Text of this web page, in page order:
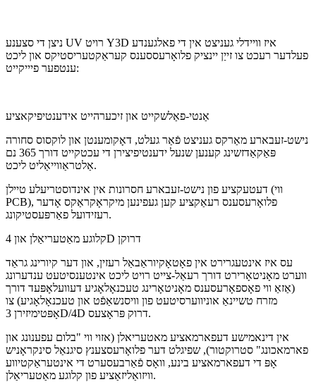
ניצן די סצענע UV רויט Y3D איז וויידלי געניצט אין די פאלגענדע
פעלדער רעכט צו זייַן יינציק פלואָרעססענס קעראַקטעריסטיקס און ליכט
ענטפער פיייקייט:
אַנטי-פאַלשקייט און זיכערהייט אידענטיפיקאציע
נישט-זעבארע מאַרקס געניצט פֿאַר געלט, דאָקומענטן און לוקסוס סחורה
פּאַקאַדזשינג קענען שנעל ידענטיפיצירן די עכטקייט דורך 365 נם
אַלטראַווייאַליט ליכט.
דעטעקציע פון נישט-זעבארע חסרונות אין אינדוסטריעלע טיילן (ווי
PCB), פלואָרעסענס רעאַקציע קען געפינען מיקראָקראַקס אָדער
רעזידועל פאַרפּעסטיקונג.
קלוגע מאַטעריאַלן און 4D דרוקן
עס איז אינטעגרירט אין פאָטאָקיוראַבאַל רעזין, און דער קיורינג גראַד
ווערט מאָניטאָרירט דורך רעאַל-צייט רויט ליכט אינטענסיטעט ענדערונג
(אַזאַ ווי פאָספאָרעסענס מאָניטאָרינג טעכנאָלאָגיע דעוועלאָפּעד דורך
מזרח טשיינאַ אוניווערסיטעט פון וויסנשאַפֿט און טעכנאָלאָגיע) צו
אָפּטימיזירן 3D/4D דרוק פּראָצעס.
אין דינאמישע דעפארמאציע מאטעריאלן (אזוי ווי "בלום עפענונג און
פארמאכונג" סטרוקטור), שפיגלט דער פלואָרעסצענץ סיגנאַל סינקראָניש
אָפּ די דעפארמאציע בינע, וואָס פֿאַרבעסערט די אינטעראַקטיווע
וויזואַליזאַציע פון קלוגע מאַטעריאַלן.